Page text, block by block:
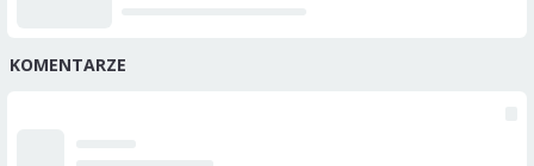
KOMENTARZE